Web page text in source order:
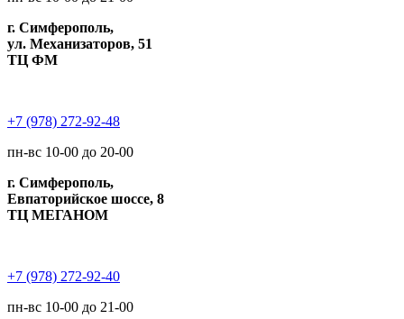
г. Симферополь,
ул. Механизаторов, 51
ТЦ ФМ
+7 (978) 272-92-48
пн-вс 10-00 до 20-00
г. Симферополь,
Евпаторийское шоссе, 8
ТЦ МЕГАНОМ
+7 (978) 272-92-40
пн-вс 10-00 до 21-00